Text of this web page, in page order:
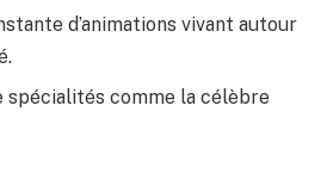
d’animations vivant autour
spécialités comme la célèbre